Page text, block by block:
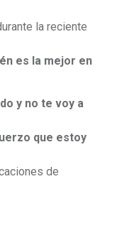
la reciente
es la mejor en
y no te voy a
que estoy
de